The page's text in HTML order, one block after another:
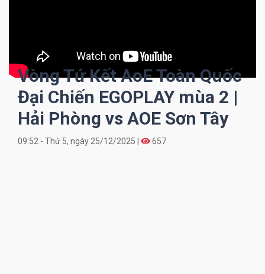
Vòng Tứ Kết AoE Toàn Quốc
Đại Chiến EGOPLAY mùa 2 |
Hải Phòng vs AOE Sơn Tây
09:52 - Thứ 5, ngày 25/12/2025 | 657